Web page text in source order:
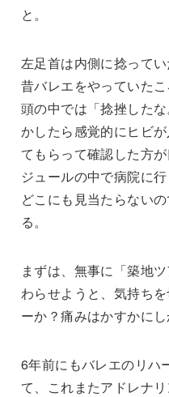
と。
左足首は内側に捻ってい
昔バレエをやっていた
頭の中では「捻挫した
かしたら感覚的にヒビ
てもらって確認した方
ジュールの中で病院に
どこにも見当たらない
る。
まずは、無事に「築地
わらせようと、気持ち
ーか？痛みはかすかにし
6年前にもバレエのリハ
て、これまたアドレナ